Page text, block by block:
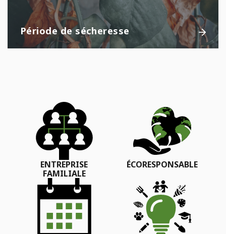
Période de sécheresse
ENTREPRISE
FAMILIALE
ÉCORESPONSABLE